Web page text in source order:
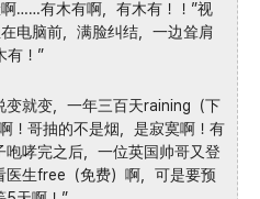
……有木有啊，有木有！！”视
电脑前，满脸纠结，一边耸肩
有！”
变就变，一年三百天raining（下
！哥抽的不是烟，是寂寞啊！有
咆哮完之后，一位英国帅哥又登
生free（免费）啊，可是要预